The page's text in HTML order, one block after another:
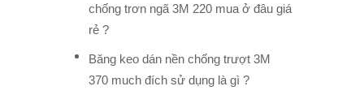
chống trơn ngã 3M 220 mua ở đâu giá
rẻ ?
Băng keo dán nền chống trượt 3M
370 much đích sử dụng là gì ?